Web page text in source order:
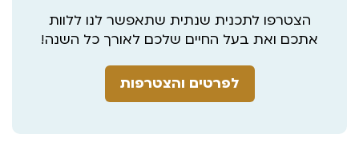
הצטרפו לתכנית שנתית שתאפשר לנו ללוות
אתכם ואת בעל החיים שלכם לאורך כל השנה!
לפרטים והצטרפות